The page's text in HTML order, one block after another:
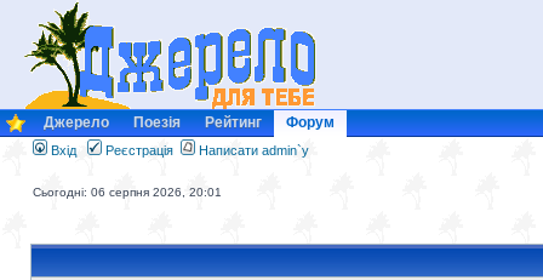
Джерело Поезія Рейтинг Форум
Вхід Реєстрація Написати admin`у
Сьогодні: 06 серпня 2026, 20:01